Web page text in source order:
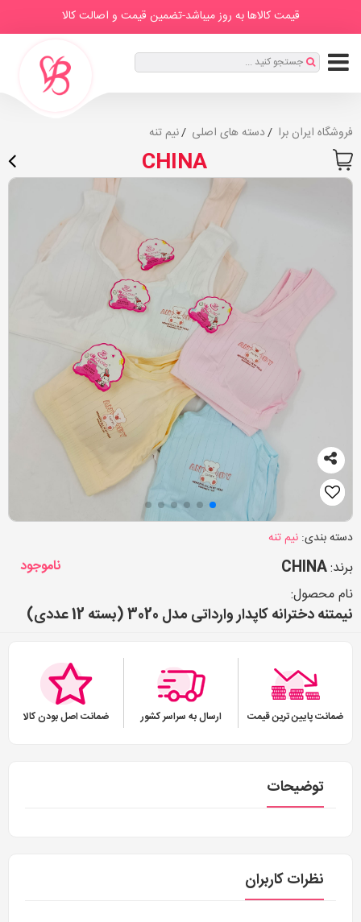
IranBra
اصلی ها ما
ثبت
|
قیمت کالاها به روز میباشد-تضمین قیمت و اصالت کالا
جستجو کنید ...
فروشگاه ایران برا دسته های اصلی نیم تنه
CHINA
دسته بندی: نیم تنه
برند:CHINA
ناموجود
نام محصول:
نیمتنه دخترانه کاپدار وارداتی مدل 3020 (بسته 12 عددی)
ضمانت پایین ترین قیمت ارسال به سراسر کشور ضمانت اصل بودن کالا
توضیحات
نظرات کاربران